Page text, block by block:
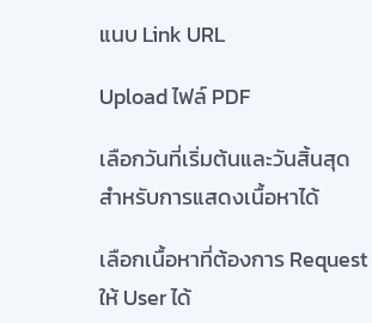
แนบ Link URL
Upload ไฟล์ PDF
เลือกวันที่เริ่มต้นและวันสิ้นสุด
สำหรับการแสดงเนื้อหาได้
เลือกเนื้อหาที่ต้องการ Request
ให้ User ได้